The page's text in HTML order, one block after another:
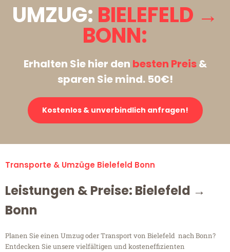
UMZUG: BIELEFELD →
BONN:
Erhalten Sie hier den besten Preis&
sparen Sie mind. 50€!
Kostenlos & unverbindlich anfragen!
Transporte & Umzüge Bielefeld Bonn
Leistungen & Preise: Bielefeld →
Bonn
Planen Sie einen Umzug oder Transport von Bielefeld nach Bonn?
Entdecken Sie unsere vielfältigen und kosteneffizienten